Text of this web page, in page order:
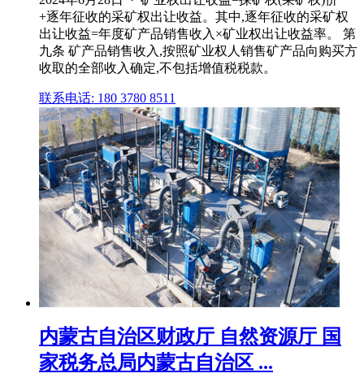
+逐年征收的采矿权出让收益。其中,逐年征收的采矿权
出让收益=年度矿产品销售收入×矿业权出让收益率。 第
九条 矿产品销售收入,按照矿业权人销售矿产品向购买方
收取的全部收入确定,不包括增值税税款。
联系电话: 180 3780 8511
内蒙古自治区财政厅 自然资源厅 国
家税务总局内蒙古自治区 ...